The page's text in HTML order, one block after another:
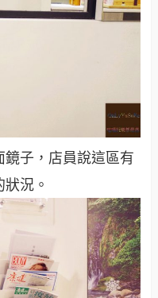
子，店員說這區有
況。